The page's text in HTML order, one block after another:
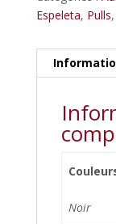
Espeleta, Pulls,
Noir